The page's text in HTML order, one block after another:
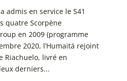
admis en service le S41
quatre Scorpène
en 2009 (programme
2020, l’Humaitá rejoint
Riachuelo, livré en
derniers...